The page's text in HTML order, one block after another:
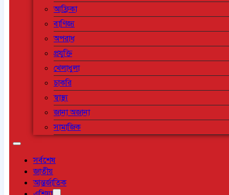
আফ্রিকা
বাণিজ্য
অপরাধ
প্রযুক্তি
খেলাধুলা
চাকরি
স্বাস্থ্য
জানা অজানা
সামাজিক
সর্বশেষ
জাতীয়
আন্তর্জাতিক